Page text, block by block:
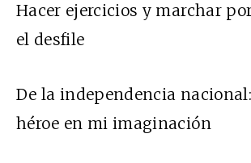
Hacer ejercicios y marchar
el desfile
De la independencia
héroe en mi imaginación